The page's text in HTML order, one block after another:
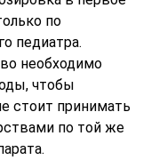
по
педиатра.
необходимо
чтобы
стоит принимать
по той же